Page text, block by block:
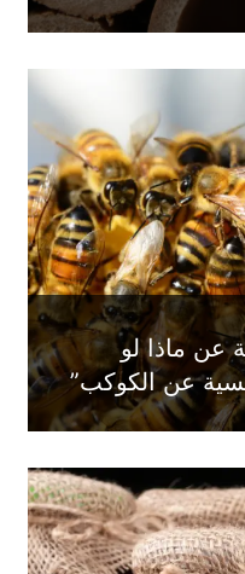
عن ماذا لو
عن الكوكب”